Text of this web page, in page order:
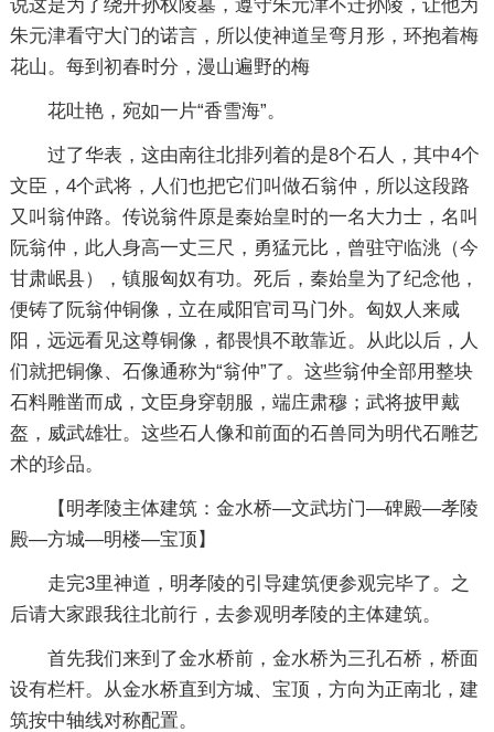
说这是为了绕开孙权陵墓，遵守朱元津不迁孙陵，让他为
朱元津看守大门的诺言，所以使神道呈弯月形，环抱着梅
花山。每到初春时分，漫山遍野的梅
花吐艳，宛如一片“香雪海”。
过了华表，这由南往北排列着的是8个石人，其中4个
文臣，4个武将，人们也把它们叫做石翁仲，所以这段路
又叫翁仲路。传说翁件原是秦始皇时的一名大力士，名叫
阮翁仲，此人身高一丈三尺，勇猛元比，曾驻守临洮（今
甘肃岷县），镇服匈奴有功。死后，秦始皇为了纪念他，
便铸了阮翁仲铜像，立在咸阳官司马门外。匈奴人来咸
阳，远远看见这尊铜像，都畏惧不敢靠近。从此以后，人
们就把铜像、石像通称为“翁仲”了。这些翁仲全部用整块
石料雕凿而成，文臣身穿朝服，端庄肃穆；武将披甲戴
盔，威武雄壮。这些石人像和前面的石兽同为明代石雕艺
术的珍品。
【明孝陵主体建筑：金水桥—文武坊门—碑殿—孝陵
殿—方城—明楼—宝顶】
走完3里神道，明孝陵的引导建筑便参观完毕了。之
后请大家跟我往北前行，去参观明孝陵的主体建筑。
首先我们来到了金水桥前，金水桥为三孔石桥，桥面
设有栏杆。从金水桥直到方城、宝顶，方向为正南北，建
筑按中轴线对称配置。